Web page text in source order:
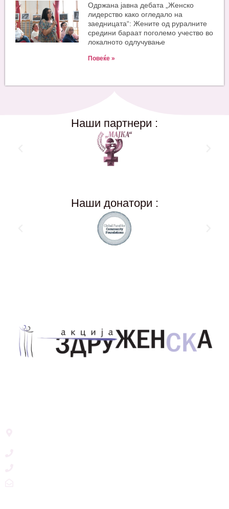
Одржана јавна дебата „Женско
лидерство како огледало на
заедницата“: Жените од руралните
средини бараат поголемо учество во
локалното одлучување
Повеќе »
Наши партнери :
Наши донатори :